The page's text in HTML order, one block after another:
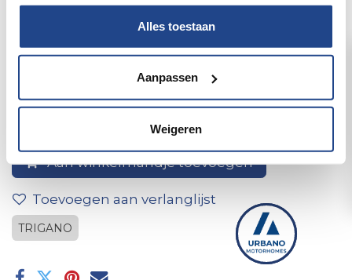
Alles toestaan
Aanpassen
Weigeren
1 breedtelicht 92x43x37
Aan winkelmandje toevoegen
Toevoegen aan verlanglijst
TRIGANO